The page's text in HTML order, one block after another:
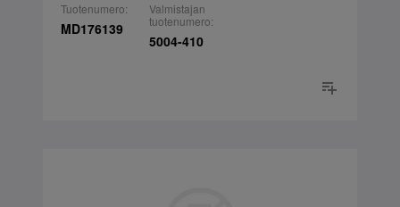
Tuotenumero:
MD176139
Valmistajan
tuotenumero:
5004-410